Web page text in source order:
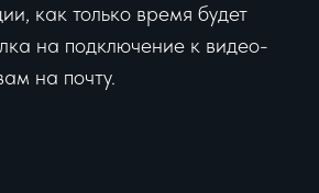
как только время будет
на подключение к видео-
на почту.